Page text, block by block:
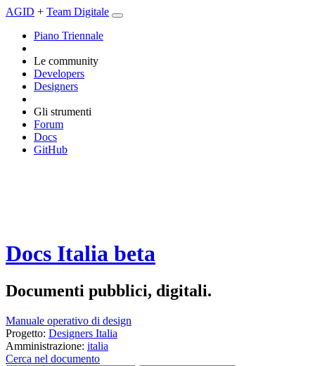
AGID + Team Digitale
Piano Triennale
Le community
Developers
Designers
Gli strumenti
Forum
Docs
GitHub
Docs Italia beta
Documenti pubblici, digitali.
Manuale operativo di design
Progetto: Designers Italia
Amministrazione: italia
Cerca nel documento